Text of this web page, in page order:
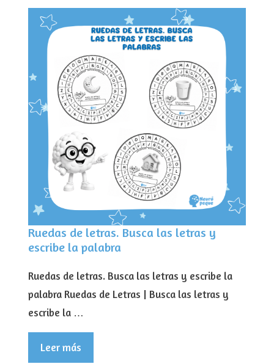
Ruedas de letras. Busca las letras y
escribe la palabra
Ruedas de letras. Busca las letras y escribe la
palabra Ruedas de Letras | Busca las letras y
escribe la …
Leer más